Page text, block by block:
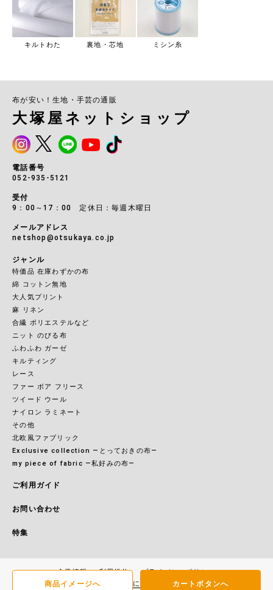
商品イメージへ カートボタンへ
キルトわた 裏地・芯地 ミシン糸
布が安い！生地・手芸の通販
大塚屋ネットショップ
電話番号
052-935-5121
受付
9：00～17：00 定休日：毎週木曜日
メールアドレス
netshop@otsukaya.co.jp
ジャンル
特価品 在庫わずかの布
綿 コットン無地
大人気プリント
麻 リネン
合繊 ポリエステルなど
ニット のびる布
ふわふわ ガーゼ
キルティング
レース
ファー ボア フリース
ツイード ウール
ナイロン ラミネート
その他
北欧風ファブリック
Exclusive collection ―とっておきの布―
my piece of fabric ―私好みの布―
ご利用ガイド
お問い合わせ
特集
企業情報 利用規約
プライバシーポリシー
特定商取引に基づく表記